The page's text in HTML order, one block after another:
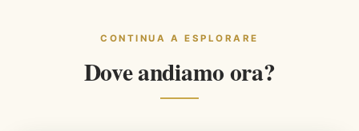
CONTINUA A ESPLORARE
Dove andiamo ora?